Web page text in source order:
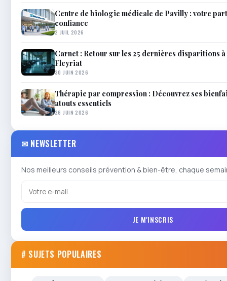
Centre de biologie médicale de Pavilly : votre
confiance
2 JUIL 2026
Carnet : Retour sur les 25 dernières disparitions à
Fleyriat
30 JUIN 2026
Thérapie par compression : Découvrez ses
atouts essentiels
26 JUIN 2026
✉ NEWSLETTER
Nos meilleurs conseils prévention & bien-être, chaque
JE M'INSCRIS
# SUJETS POPULAIRES